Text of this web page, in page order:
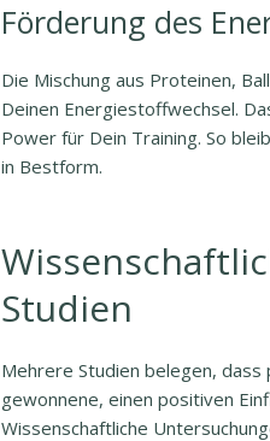
Förderung des
Die Mischung aus Proteinen,
Deinen Energiestoffwechsel.
Power für Dein Training. So
in Bestform.
Studien
Mehrere Studien belegen,
gewonnene, einen positiven
Wissenschaftliche